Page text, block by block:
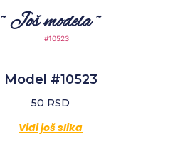
~ Još modela ~
Model #10523
50 RSD
Vidi još slika